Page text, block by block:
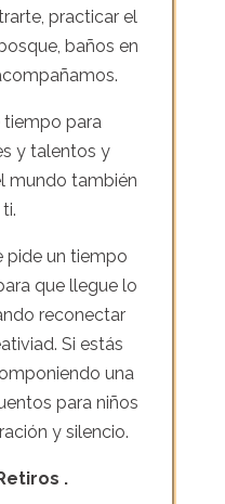
practicar el
baños en
tiempo para
y talentos y
mundo también
pide un tiempo
que llegue lo
reconectar
Si estás
una
para niños
y silencio.
.